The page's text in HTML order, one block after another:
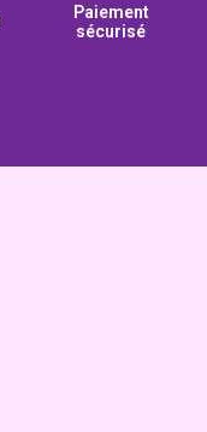
Paiement
sécurisé